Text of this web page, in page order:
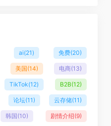
ai(21) 免费(20)
美国(14) 电商(13)
TikTok(12) B2B(12)
论坛(11) 云存储(11)
韩国(10) 剧情介绍(9)